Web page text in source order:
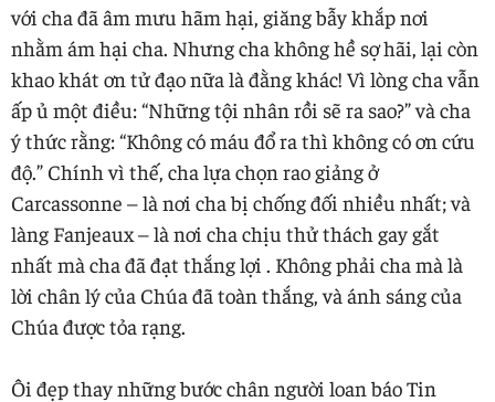
với cha đã âm mưu hãm hại, giăng bẫy khắp nơi
nhằm ám hại cha. Nhưng cha không hề sợ hãi, lại còn
khao khát ơn tử đạo nữa là đằng khác! Vì lòng cha vẫn
ấp ủ một điều: “Những tội nhân rồi sẽ ra sao?” và cha
ý thức rằng: “Không có máu đổ ra thì không có ơn cứu
độ.” Chính vì thế, cha lựa chọn rao giảng ở
Carcassonne – là nơi cha bị chống đối nhiều nhất; và
làng Fanjeaux – là nơi cha chịu thử thách gay gắt
nhất mà cha đã đạt thắng lợi . Không phải cha mà là
lời chân lý của Chúa đã toàn thắng, và ánh sáng của
Chúa được tỏa rạng.
Ôi đẹp thay những bước chân người loan báo Tin